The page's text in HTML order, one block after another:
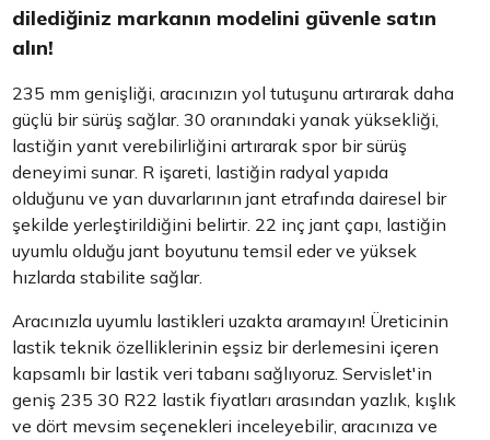
dilediğiniz markanın modelini güvenle satın
alın!
235 mm genişliği, aracınızın yol tutuşunu artırarak daha
güçlü bir sürüş sağlar. 30 oranındaki yanak yüksekliği,
lastiğin yanıt verebilirliğini artırarak spor bir sürüş
deneyimi sunar. R işareti, lastiğin radyal yapıda
olduğunu ve yan duvarlarının jant etrafında dairesel bir
şekilde yerleştirildiğini belirtir. 22 inç jant çapı, lastiğin
uyumlu olduğu jant boyutunu temsil eder ve yüksek
hızlarda stabilite sağlar.
Aracınızla uyumlu lastikleri uzakta aramayın! Üreticinin
lastik teknik özelliklerinin eşsiz bir derlemesini içeren
kapsamlı bir lastik veri tabanı sağlıyoruz. Servislet'in
geniş 235 30 R22 lastik fiyatları arasından yazlık, kışlık
ve dört mevsim seçenekleri inceleyebilir, aracınıza ve